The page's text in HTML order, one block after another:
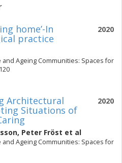
2020
home’-In
practice
Ageing Communities: Spaces for
2020
Architectural
Situations of
, Peter Fröst et al
Ageing Communities: Spaces for